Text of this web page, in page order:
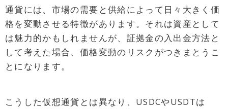
通貨には、市場の需要と供給によって日々大きく価
格を変動させる特徴があります。それは資産として
は魅力的かもしれませんが、証拠金の入出金方法と
して考えた場合、価格変動のリスクがつきまとうこ
とになります。
こうした仮想通貨とは異なり、USDCやUSDTは